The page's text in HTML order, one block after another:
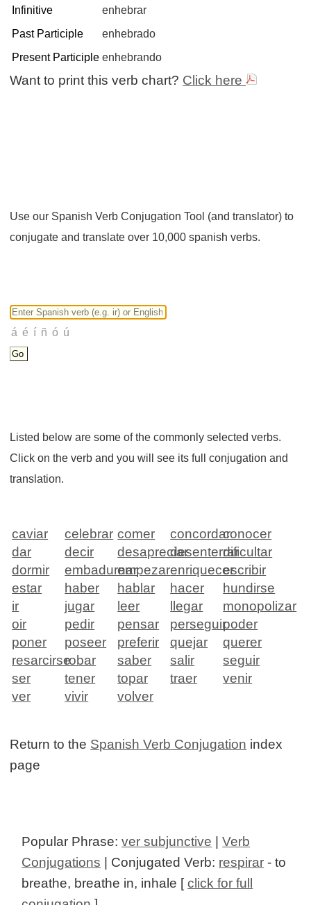
Infinitive
enhebrar
Past Participle
enhebrado
Present Participle enhebrando
Want to print this verb chart? Click here
Use our Spanish Verb Conjugation Tool (and translator) to
conjugate and translate over 10,000 spanish verbs.
Listed below are some of the commonly selected verbs.
Click on the verb and you will see its full conjugation and
translation.
caviar celebrar comer concordarconocer
dar
decir desapreciardesenterrardificultar
dormir
embadurnarempezarenriquecerescribir
estar
haber hablar hacer
hundirse
ir
jugar leer llegar
monopolizar
oir
pedir pensar perseguirpoder
poner
poseer preferir quejar
querer
resarcirserobar saber salir
seguir
ser
tener topar traer
venir
ver
vivir volver
Return to the Spanish Verb Conjugation index
page
Popular Phrase:ver subjunctive |Verb
Conjugations | Conjugated Verb: respirar - to
breathe, breathe in, inhale [click for full